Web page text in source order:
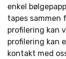
enkel
tapes sammen
profilering kan
profilering kan
kontakt med